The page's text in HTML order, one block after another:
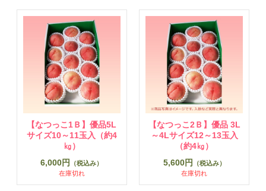
【なつっこ1Ｂ】優品5L
サイズ10～11玉入（約4
㎏）
6,000円
（税込み）
在庫切れ
【なつっこ2Ｂ】優品 3L
～4Lサイズ12～13玉入
（約4㎏）
5,600円
（税込み）
在庫切れ